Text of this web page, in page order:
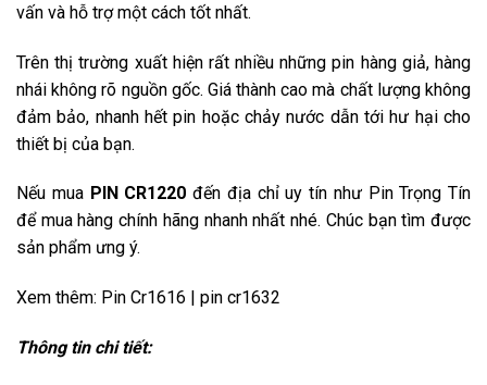
vấn và hỗ trợ một cách tốt nhất.
Trên thị trường xuất hiện rất nhiều những pin hàng giả, hàng
nhái không rõ nguồn gốc. Giá thành cao mà chất lượng không
đảm bảo, nhanh hết pin hoặc chảy nước dẫn tới hư hại cho
thiết bị của bạn.
Nếu mua PIN CR1220 đến địa chỉ uy tín như Pin Trọng Tín
để mua hàng chính hãng nhanh nhất nhé. Chúc bạn tìm được
sản phẩm ưng ý.
Xem thêm: Pin Cr1616 pin cr1632
Thông tin chi tiết: